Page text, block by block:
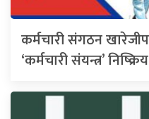
कर्मचारी संगठन
‘कर्मचारी संयन्त्र’ निष्क्रिय